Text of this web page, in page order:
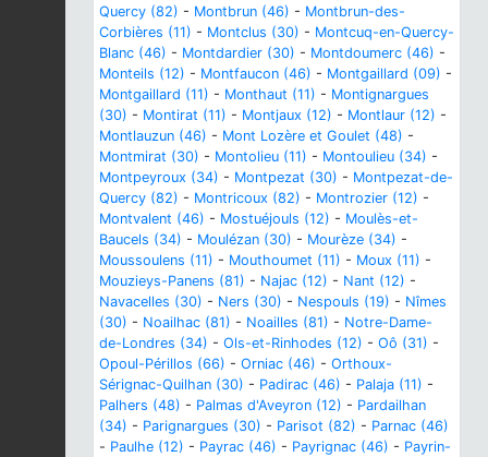
Quercy (82) - Montbrun (46) - Montbrun-des-
Corbières (11) - Montclus (30) - Montcuq-en-Quercy-
Blanc (46) - Montdardier (30) - Montdoumerc (46) -
Monteils (12) - Montfaucon (46) - Montgaillard (09) -
Montgaillard (11) - Monthaut (11) - Montignargues
(30) - Montirat (11) - Montjaux (12) - Montlaur (12) -
Montlauzun (46) - Mont Lozère et Goulet (48) -
Montmirat (30) - Montolieu (11) - Montoulieu (34) -
Montpeyroux (34) - Montpezat (30) - Montpezat-de-
Quercy (82) - Montricoux (82) - Montrozier (12) -
Montvalent (46) - Mostuéjouls (12) - Moulès-et-
Baucels (34) - Moulézan (30) - Mourèze (34) -
Moussoulens (11) - Mouthoumet (11) - Moux (11) -
Mouzieys-Panens (81) - Najac (12) - Nant (12) -
Navacelles (30) - Ners (30) - Nespouls (19) - Nîmes
(30) - Noailhac (81) - Noailles (81) - Notre-Dame-
de-Londres (34) - Ols-et-Rinhodes (12) - Oô (31) -
Opoul-Périllos (66) - Orniac (46) - Orthoux-
Sérignac-Quilhan (30) - Padirac (46) - Palaja (11) -
Palhers (48) - Palmas d'Aveyron (12) - Pardailhan
(34) - Parignargues (30) - Parisot (82) - Parnac (46)
- Paulhe (12) - Payrac (46) - Payrignac (46) - Payrin-